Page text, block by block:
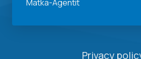
Matka-Agentit
Privacy